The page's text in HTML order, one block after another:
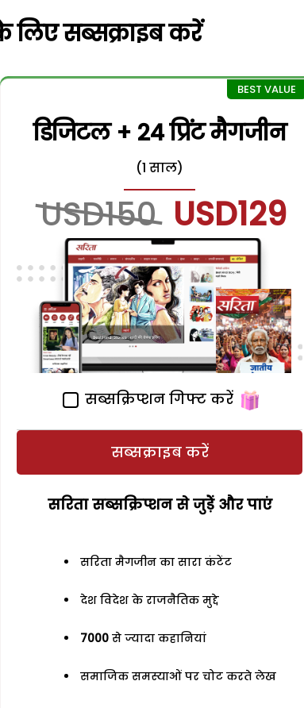
सब्सक्राइब करें
डिजिटल + 24 प्रिंट मैगजीन
(1 साल)
USD150 USD129
सब्सक्रिप्शन गिफ्ट करें
सब्सक्राइब करें
सरिता सब्सक्रिप्शन से जुड़ेें और पाएं
सरिता मैगजीन का सारा कंटेंट
देश विदेश के राजनैतिक मुद्दे
7000 से ज्यादा कहानियां
समाजिक समस्याओं पर चोट करते लेख